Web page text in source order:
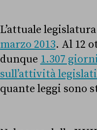
L’attuale
marzo 2013. Al 12
dunque 1.307
sull’attività
quante leggi sono